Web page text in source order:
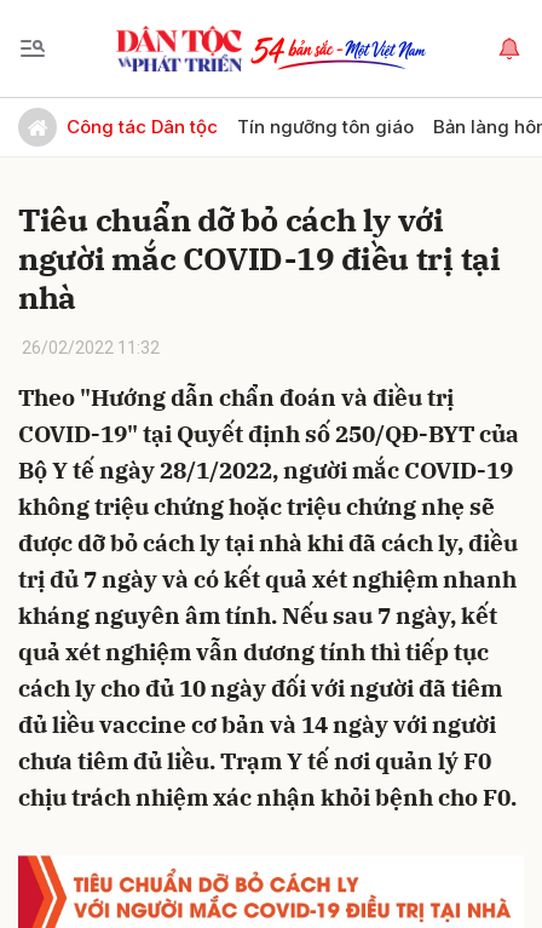
Công tác Dân tộc Tín ngưỡng tôn giáo Bản làng
Tiêu chuẩn dỡ bỏ cách ly với
người mắc COVID-19 điều trị tại
nhà
26/02/2022 11:32
Theo "Hướng dẫn chẩn đoán và điều trị
COVID-19" tại Quyết định số 250/QĐ-BYT của
Bộ Y tế ngày 28/1/2022, người mắc COVID-19
không triệu chứng hoặc triệu chứng nhẹ sẽ
được dỡ bỏ cách ly tại nhà khi đã cách ly, điều
trị đủ 7 ngày và có kết quả xét nghiệm nhanh
kháng nguyên âm tính. Nếu sau 7 ngày, kết
quả xét nghiệm vẫn dương tính thì tiếp tục
cách ly cho đủ 10 ngày đối với người đã tiêm
đủ liều vaccine cơ bản và 14 ngày với người
chưa tiêm đủ liều. Trạm Y tế nơi quản lý F0
chịu trách nhiệm xác nhận khỏi bệnh cho F0.
Gửi bình luận